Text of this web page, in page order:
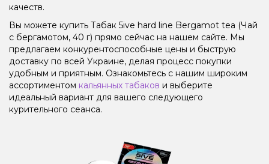
качеств.
Вы можете купить Табак 5ive hard line Bergamot tea (Чай
с бергамотом, 40 г) прямо сейчас на нашем сайте. Мы
предлагаем конкурентоспособные цены и быструю
доставку по всей Украине, делая процесс покупки
удобным и приятным. Ознакомьтесь с нашим широким
ассортиментом кальянных табаков и выберите
идеальный вариант для вашего следующего
курительного сеанса.